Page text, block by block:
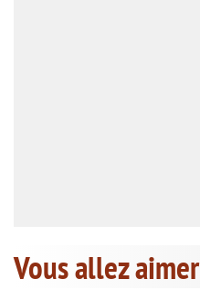
Vous allez aimer